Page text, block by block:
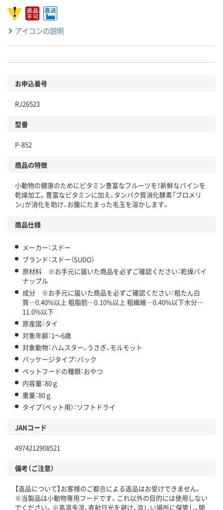
アイコンの説明
お申込番号
RJ26523
型番
P-852
商品の特徴
小動物の健康のためにビタミン豊富なフルーツを！新鮮なパインを
乾燥加工。豊富なビタミンに加え、タンパク質消化酵素「ブロメリ
ン」が消化を助け、お腹にたまった毛玉を溶かします。
商品仕様
メーカー：スドー
ブランド：スドー（SUDO）
原材料 ※お手元に届いた商品を必ずご確認ください：乾燥パイ
ナップル
成分 ※お手元に届いた商品を必ずご確認ください：粗たん白
質…0.40%以上 粗脂肪…0.10%以上 粗繊維…0.40%以下水分…
11.0%以下
原産国：タイ
対象年齢：1～6歳
対象動物：ハムスター、うさぎ、モルモット
パッケージタイプ：パック
ペットフードの種類：おやつ
内容量：80ｇ
重量：80ｇ
タイプ（ペット用）：ソフトドライ
JANコード
4974212908521
備考（ご注意）
【返品について】お客様のご都合による返品はお受けできません。
※当製品は小動物専用フードです。これ以外の目的には使用しない
でください。※高温多湿、直射日光を避け、涼しい場所に保管し、開